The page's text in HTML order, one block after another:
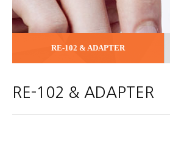
RE-102 & ADAPTER
RE-102 & ADAPTER